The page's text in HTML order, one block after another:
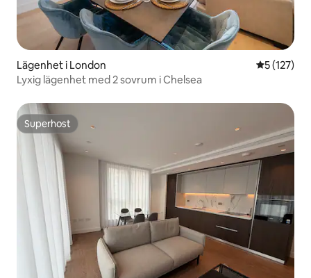
Lägenhet i London 5 av 5 i
5 (127)
Lyxig lägenhet med 2 sovrum i Chelsea
Superhost
Superhost